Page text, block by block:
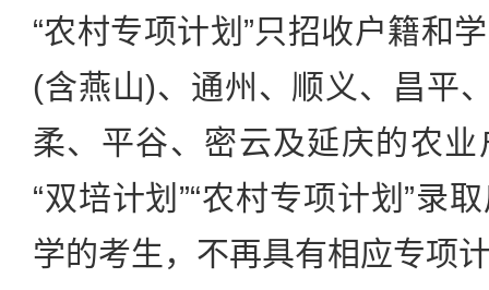
“农村专项计划”只招收户籍和
(含燕山)、通州、顺义、昌平
柔、平谷、密云及延庆的农
“双培计划”“农村专项计划”录
学的考生，不再具有相应专项